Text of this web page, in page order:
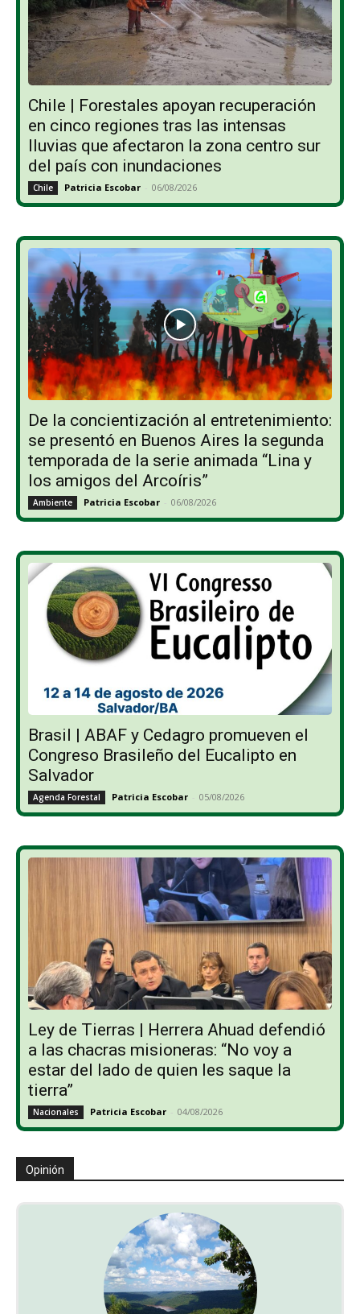
Chile | Forestales apoyan recuperación
en cinco regiones tras las intensas
lluvias que afectaron la zona centro sur
del país con inundaciones
Chile Patricia Escobar - 06/08/2026
De la concientización al entretenimiento:
se presentó en Buenos Aires la segunda
temporada de la serie animada “Lina y
los amigos del Arcoíris”
Ambiente Patricia Escobar - 06/08/2026
Brasil | ABAF y Cedagro promueven el
Congreso Brasileño del Eucalipto en
Salvador
Agenda Forestal Patricia Escobar - 05/08/2026
Ley de Tierras | Herrera Ahuad defendió
a las chacras misioneras: “No voy a
estar del lado de quien les saque la
tierra”
Nacionales Patricia Escobar - 04/08/2026
Opinión